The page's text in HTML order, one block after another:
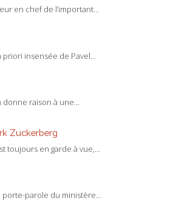
en chef de l’important...
insensée de Pavel...
raison à une...
Zuckerberg
toujours en garde à vue,...
porte-parole du ministère...